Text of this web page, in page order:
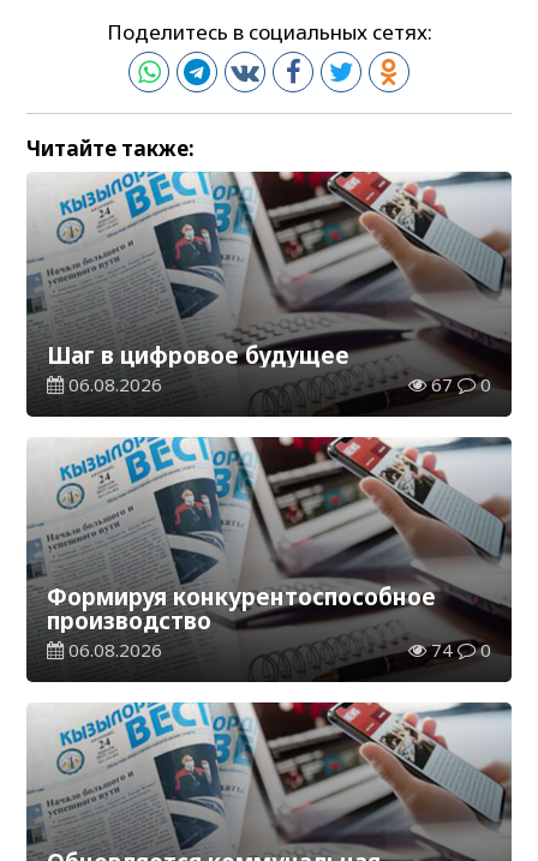
Поделитесь в социальных сетях:
Читайте также:
Шаг в цифровое будущее
06.08.2026 67 0
Формируя конкурентоспособное
производство
06.08.2026 74 0